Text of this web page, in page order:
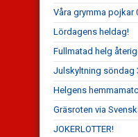
Våra grymma pojkar
Lördagens heldag!
Fullmatad helg
Julskyltning söndag
Helgens
Gräsroten via
JOKERLOTTER!